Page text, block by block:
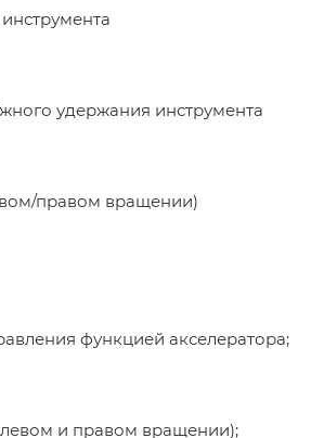
удержания инструмента
правом вращении)
функцией акселератора;
и правом вращении);